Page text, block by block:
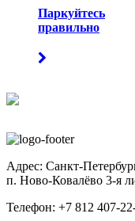
Паркуйтесь
правильно
Адрес: Санкт-
п. Ново-Ковалёво 3-я
Телефон: +7 812 407-